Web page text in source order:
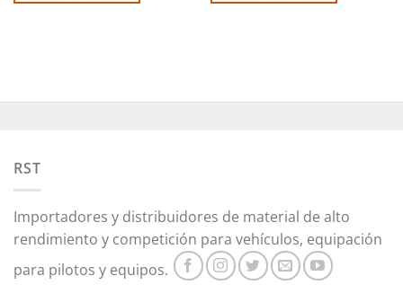
RST
Importadores y distribuidores de material de alto
rendimiento y competición para vehículos, equipación
para pilotos y equipos.